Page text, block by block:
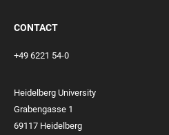
CONTACT
+49 6221 54-0
Heidelberg University
Grabengasse 1
69117 Heidelberg